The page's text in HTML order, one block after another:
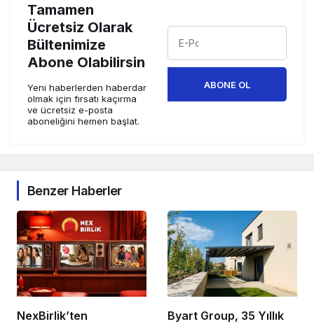
Tamamen
Ücretsiz Olarak
Bültenimize
Abone Olabilirsin
Yeni haberlerden haberdar
olmak için fırsatı kaçırma
ve ücretsiz e-posta
aboneliğini hemen başlat.
ABONE OL
Benzer Haberler
NexBirlik’ten
Byart Group, 35 Yıllık